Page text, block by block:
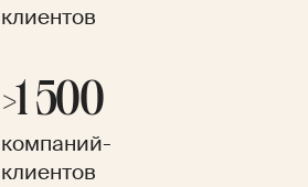
клиентов
>1 500
компаний-
клиентов